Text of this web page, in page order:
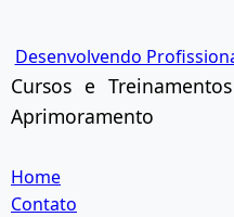
para
o
conteúdo
Desenvolvendo
Cursos e
Aprimoramento
Home
Contato